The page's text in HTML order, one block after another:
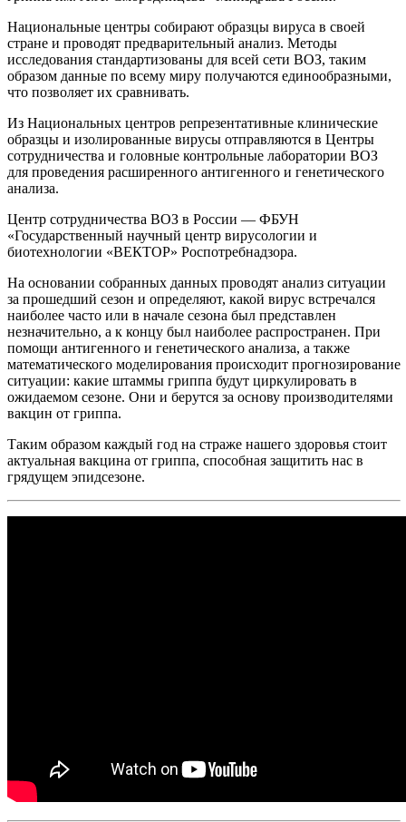
Национальные центры собирают образцы вируса в своей
стране и проводят предварительный анализ. Методы
исследования стандартизованы для всей сети ВОЗ, таким
образом данные по всему миру получаются единообразными,
что позволяет их сравнивать.
Из Национальных центров репрезентативные клинические
образцы и изолированные вирусы отправляются в Центры
сотрудничества и головные контрольные лаборатории ВОЗ
для проведения расширенного антигенного и генетического
анализа.
Центр сотрудничества ВОЗ в России — ФБУН
«Государственный научный центр вирусологии и
биотехнологии «ВЕКТОР» Роспотребнадзора.
На основании собранных данных проводят анализ ситуации
за прошедший сезон и определяют, какой вирус встречался
наиболее часто или в начале сезона был представлен
незначительно, а к концу был наиболее распространен. При
помощи антигенного и генетического анализа, а также
математического моделирования происходит прогнозирование
ситуации: какие штаммы гриппа будут циркулировать в
ожидаемом сезоне. Они и берутся за основу производителями
вакцин от гриппа.
Таким образом каждый год на страже нашего здоровья стоит
актуальная вакцина от гриппа, способная защитить нас в
грядущем эпидсезоне.